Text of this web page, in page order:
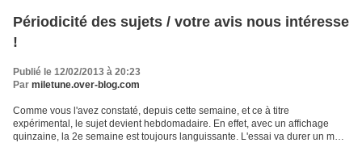
Périodicité des sujets / votre avis nous intéresse
!
Publié le 12/02/2013 à 20:23
Par miletune.over-blog.com
Comme vous l'avez constaté, depuis cette semaine, et ce à titre
expérimental, le sujet devient hebdomadaire. En effet, avec un affichage
quinzaine, la 2e semaine est toujours languissante. L'essai va durer un mois